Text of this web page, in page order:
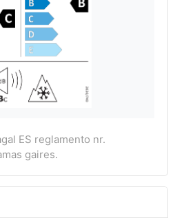
ES reglamento nr.
gaires.